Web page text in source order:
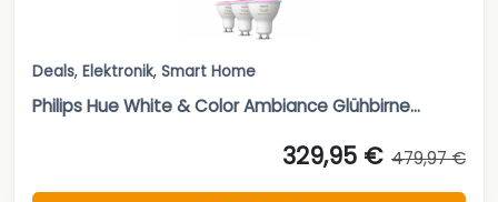
Deals, Elektronik, Smart Home
Philips Hue White & Color Ambiance Glühbirne...
329,95 € 479,97 €